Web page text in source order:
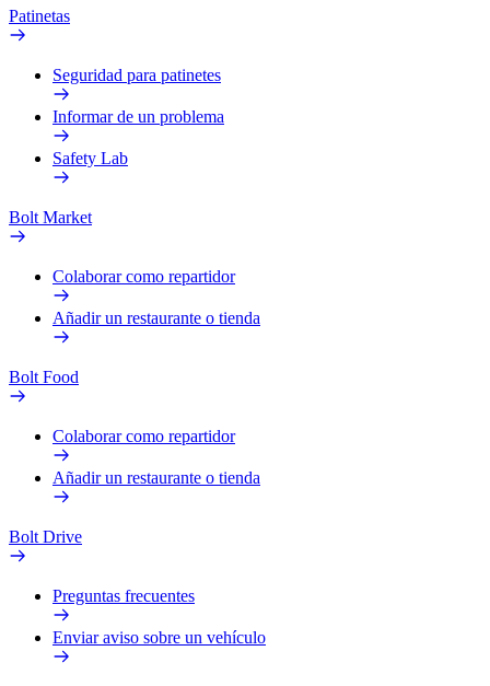
Patinetas
Seguridad para patinetes
Informar de un problema
Safety Lab
Bolt Market
Colaborar como repartidor
Añadir un restaurante o tienda
Bolt Food
Colaborar como repartidor
Añadir un restaurante o tienda
Bolt Drive
Preguntas frecuentes
Enviar aviso sobre un vehículo